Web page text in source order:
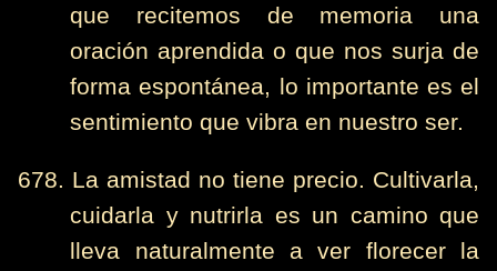
que recitemos de memoria una
oración aprendida o que nos surja de
forma espontánea, lo importante es el
sentimiento que vibra en nuestro ser.
678. La amistad no tiene precio. Cultivarla,
cuidarla y nutrirla es un camino que
lleva naturalmente a ver florecer la